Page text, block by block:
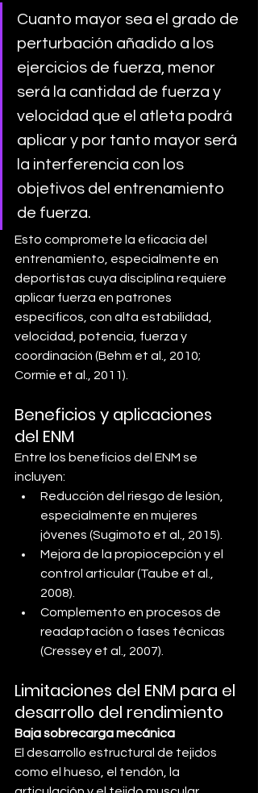
Cuanto mayor sea el grado de
perturbación añadido a los
ejercicios de fuerza, menor
será la cantidad de fuerza y
velocidad que el atleta podrá
aplicar y por tanto mayor será
la interferencia con los
objetivos del entrenamiento
de fuerza.
Esto compromete la eficacia del
entrenamiento, especialmente en
deportistas cuya disciplina requiere
aplicar fuerza en patrones
específicos, con alta estabilidad,
velocidad, potencia, fuerza y
coordinación (Behm et al., 2010;
Cormie et al., 2011).
Beneficios y aplicaciones
del ENM
Entre los beneficios del ENM se
incluyen:
Reducción del riesgo de lesión,
especialmente en mujeres
jóvenes (Sugimoto et al., 2015).
Mejora de la propiocepción y el
control articular (Taube et al.,
2008).
Complemento en procesos de
readaptación o fases técnicas
(Cressey et al., 2007).
Limitaciones del ENM para el
desarrollo del rendimiento
Baja sobrecarga mecánica
El desarrollo estructural de tejidos
como el hueso, el tendón, la